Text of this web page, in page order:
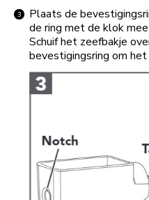
Plaats de
de ring met de klok
Schuif het zeefbakje
bevestigingsring om